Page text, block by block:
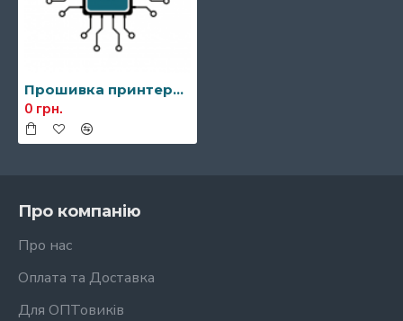
Прошивка принтера Samsung CLP-320/325/325K
0 грн.
Про компанію
Про нас
Оплата та Доставка
Для ОПТовиків